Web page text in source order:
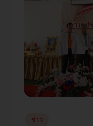
Posted
ข่าว